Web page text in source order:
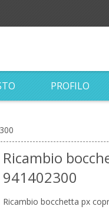
PROFILO
Ricambio
941402300
Ricambio bocchetta px